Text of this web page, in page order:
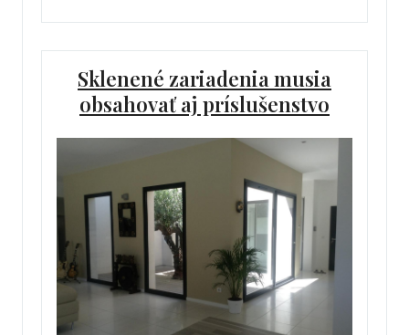
Sklenené zariadenia musia
obsahovať aj príslušenstvo